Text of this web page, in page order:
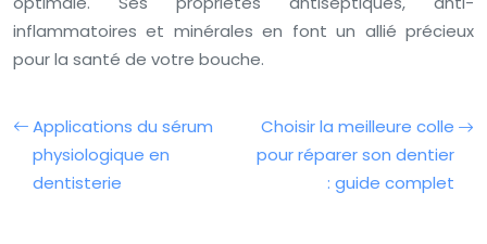
inflammatoires et minérales en font un allié précieux
pour la santé de votre bouche.
Applications du sérum
physiologique en
dentisterie
Choisir la meilleure colle
pour réparer son dentier
: guide complet